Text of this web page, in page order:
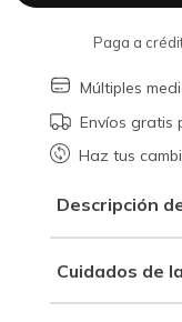
Paga a
Múltiples
Envíos gratis
Haz tus
Descripción
Cuidados de